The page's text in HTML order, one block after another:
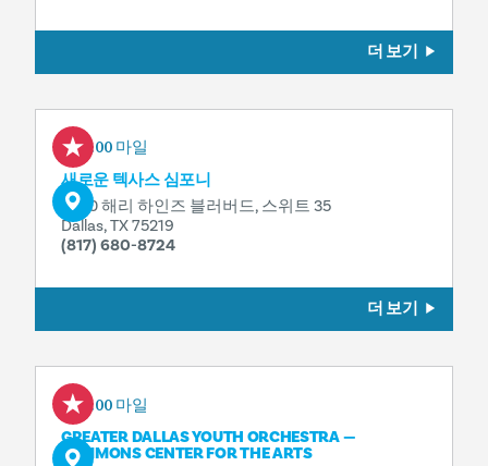
더 보기
0.00 마일
새로운 텍사스 심포니
3630 해리 하인즈 블러버드, 스위트 35
Dallas, TX 75219
(817) 680-8724
더 보기
0.00 마일
GREATER DALLAS YOUTH ORCHESTRA —
SAMMONS CENTER FOR THE ARTS